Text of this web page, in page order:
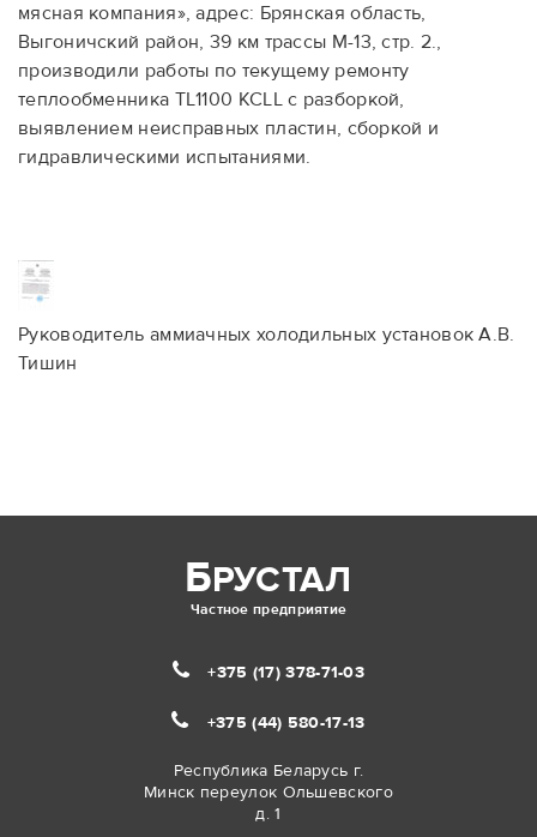
мясная компания», адрес: Брянская область,
Выгоничский район, 39 км трассы М-13, стр. 2.,
производили работы по текущему ремонту
теплообменника TL1100 KCLL с разборкой,
выявлением неисправных пластин, сборкой и
гидравлическими испытаниями.
Руководитель аммиачных холодильных установок А.В.
Тишин
БРУСТАЛ
Частное предприятие
+375 (17) 378-71-03
+375 (44) 580-17-13
Республика Беларусь г.
Минск переулок Ольшевского
д. 1